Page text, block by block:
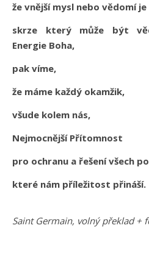
že vnější mysl nebo vědomí
skrze který může být
Energie Boha,
pak víme,
že máme každý okamžik,
všude kolem nás,
Nejmocnější Přítomnost
pro ochranu a řešení všech
které nám příležitost přináší.
Saint Germain, volný překlad +